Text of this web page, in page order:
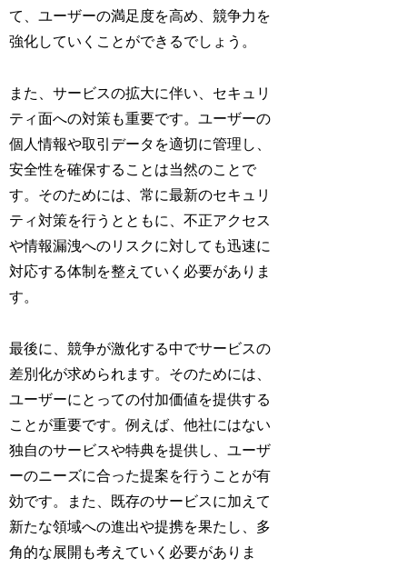
て、ユーザーの満足度を高め、競争力を
強化していくことができるでしょう。
また、サービスの拡大に伴い、セキュリ
ティ面への対策も重要です。ユーザーの
個人情報や取引データを適切に管理し、
安全性を確保することは当然のことで
す。そのためには、常に最新のセキュリ
ティ対策を行うとともに、不正アクセス
や情報漏洩へのリスクに対しても迅速に
対応する体制を整えていく必要がありま
す。
最後に、競争が激化する中でサービスの
差別化が求められます。そのためには、
ユーザーにとっての付加価値を提供する
ことが重要です。例えば、他社にはない
独自のサービスや特典を提供し、ユーザ
ーのニーズに合った提案を行うことが有
効です。また、既存のサービスに加えて
新たな領域への進出や提携を果たし、多
角的な展開も考えていく必要がありま